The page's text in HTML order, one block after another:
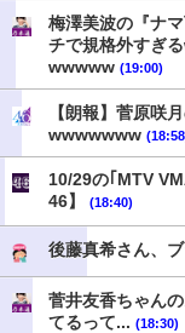
梅澤美波の『ナ
チで規格外すぎ
wwwww (19:00)
【朗報】菅原咲
wwwwwww
10/29の｢MTV
46】
(18:40)
後藤真希さん、
菅井友香ちゃん
てるって... (18:30)